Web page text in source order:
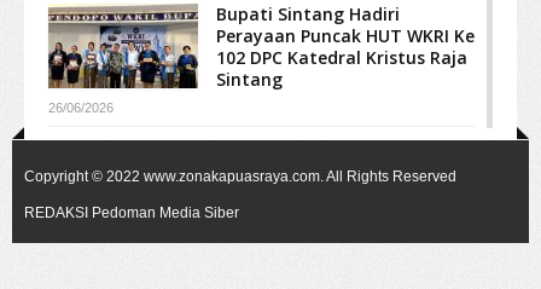
Bupati Sintang Hadiri
Perayaan Puncak HUT WKRI Ke
102 DPC Katedral Kristus Raja
Sintang
26/06/2026
Copyright © 2022 www.zonakapuasraya.com. All Rights Reserved
REDAKSI Pedoman Media Siber